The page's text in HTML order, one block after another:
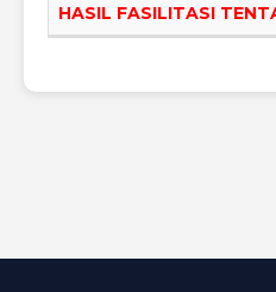
HASIL FASILITASI